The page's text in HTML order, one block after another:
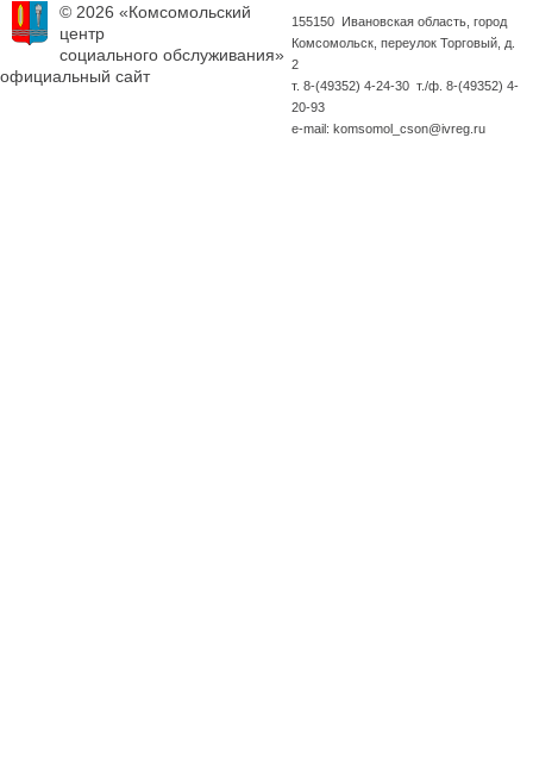
© 2026 «Комсомольский
центр
социального обслуживания»
официальный сайт
155150 Ивановская область, город
Комсомольск, переулок Торговый, д.
2
т. 8-(49352) 4-24-30 т./ф. 8-(49352) 4-
20-93
e-mail: komsomol_cson@ivreg.ru